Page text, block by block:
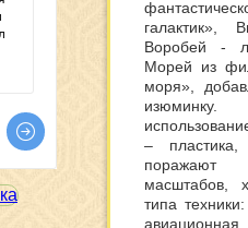
галактик»,
Воробей -
Морей из
моря»,
изюминку.
–
поражают
масштабов,
типа